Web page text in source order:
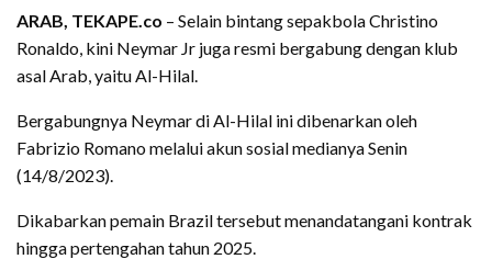
ARAB, TEKAPE.co – Selain bintang sepakbola Christino
Ronaldo, kini Neymar Jr juga resmi bergabung dengan klub
asal Arab, yaitu Al-Hilal.
Bergabungnya Neymar di Al-Hilal ini dibenarkan oleh
Fabrizio Romano melalui akun sosial medianya Senin
(14/8/2023).
Dikabarkan pemain Brazil tersebut menandatangani kontrak
hingga pertengahan tahun 2025.